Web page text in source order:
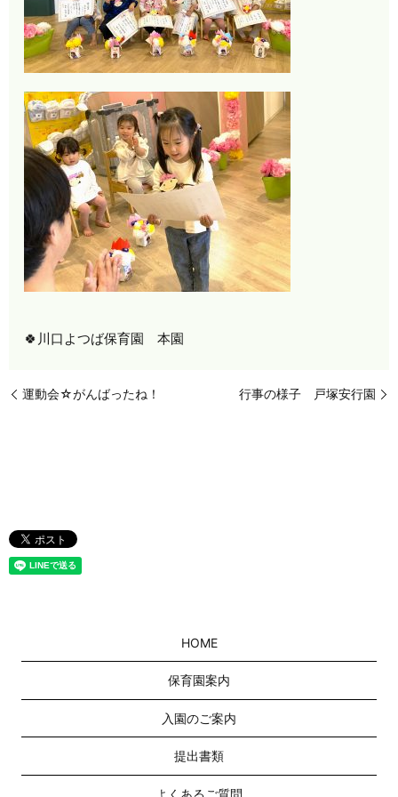
🍀川口よつば保育園 本園
運動会☆がんばったね！ 行事の様子 戸塚安行園
HOME
保育園案内
入園のご案内
提出書類
よくあるご質問